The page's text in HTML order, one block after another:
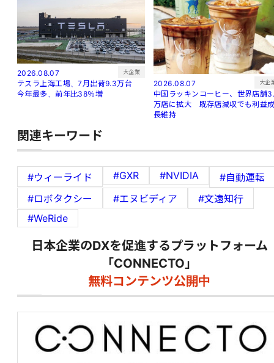
2026.08.07 大企業
テスラ上海工場、7月出荷9.3万台
今年最多、前年比38％増
2026.08.07 大企
中国ラッキンコーヒー、世界店舗
万店に拡大 既存店減収でも利益
長維持
関連キーワード
#ウィーライド #GXR #NVIDIA
#自動運転
#ロボタクシー
#エヌビディア
#文遠知行
#WeRide
日本企業のDXを促進するプラットフォーム
「CONNECTO」
無料コンテンツ公開中